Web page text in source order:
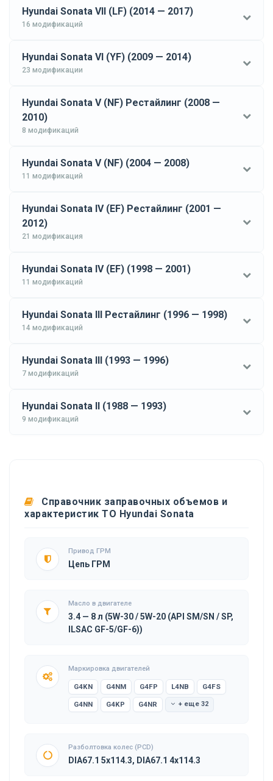
Hyundai Sonata VII (LF) (2014 — 2017)
16 модификаций
Hyundai Sonata VI (YF) (2009 — 2014)
23 модификации
Hyundai Sonata V (NF) Рестайлинг (2008 —
2010)
8 модификаций
Hyundai Sonata V (NF) (2004 — 2008)
11 модификаций
Hyundai Sonata IV (EF) Рестайлинг (2001 —
2012)
21 модификация
Hyundai Sonata IV (EF) (1998 — 2001)
11 модификаций
Hyundai Sonata III Рестайлинг (1996 — 1998)
14 модификаций
Hyundai Sonata III (1993 — 1996)
7 модификаций
Hyundai Sonata II (1988 — 1993)
9 модификаций
Справочник заправочных объемов и
характеристик ТО Hyundai Sonata
Привод ГРМ
Цепь ГРМ
Масло в двигателе
3.4 — 8 л (5W-30 / 5W-20 (API SM/SN / SP,
ILSAC GF-5/GF-6))
Маркировка двигателей
G4KN G4NM G4FP L4NB G4FS
G4NN G4KP G4NR + еще 32
Разболтовка колес (PCD)
DIA67.1 5x114.3, DIA67.1 4x114.3